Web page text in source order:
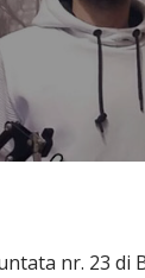
nr. 23